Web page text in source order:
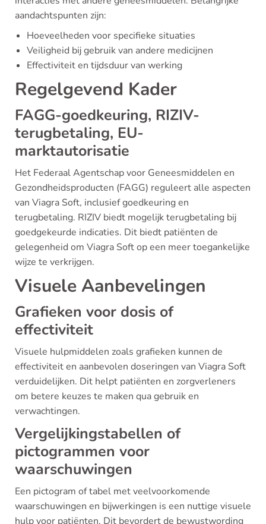
aandachtspunten zijn:
Hoeveelheden voor specifieke situaties
Veiligheid bij gebruik van andere medicijnen
Effectiviteit en tijdsduur van werking
Regelgevend Kader
FAGG-goedkeuring, RIZIV-
terugbetaling, EU-
marktautorisatie
Het Federaal Agentschap voor Geneesmiddelen en
Gezondheidsproducten (FAGG) reguleert alle aspecten
van Viagra Soft, inclusief goedkeuring en
terugbetaling. RIZIV biedt mogelijk terugbetaling bij
goedgekeurde indicaties. Dit biedt patiënten de
gelegenheid om Viagra Soft op een meer toegankelijke
wijze te verkrijgen.
Visuele Aanbevelingen
Grafieken voor dosis of
effectiviteit
Visuele hulpmiddelen zoals grafieken kunnen de
effectiviteit en aanbevolen doseringen van Viagra Soft
verduidelijken. Dit helpt patiënten en zorgverleners
om betere keuzes te maken qua gebruik en
verwachtingen.
Vergelijkingstabellen of
pictogrammen voor
waarschuwingen
Een pictogram of tabel met veelvoorkomende
waarschuwingen en bijwerkingen is een nuttige visuele
hulp voor patiënten. Dit bevordert de bewustwording